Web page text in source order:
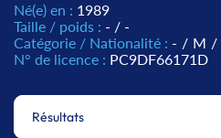
Né(e) en : 1989
Taille / poids : - / -
Catégorie / Nationalité : - / M /
N° de licence : PC9DF66171D
Résultats